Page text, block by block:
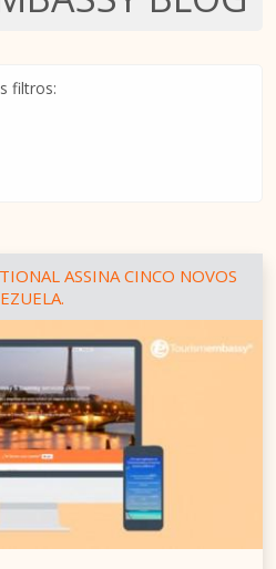
filtros:
ASSINA CINCO NOVOS